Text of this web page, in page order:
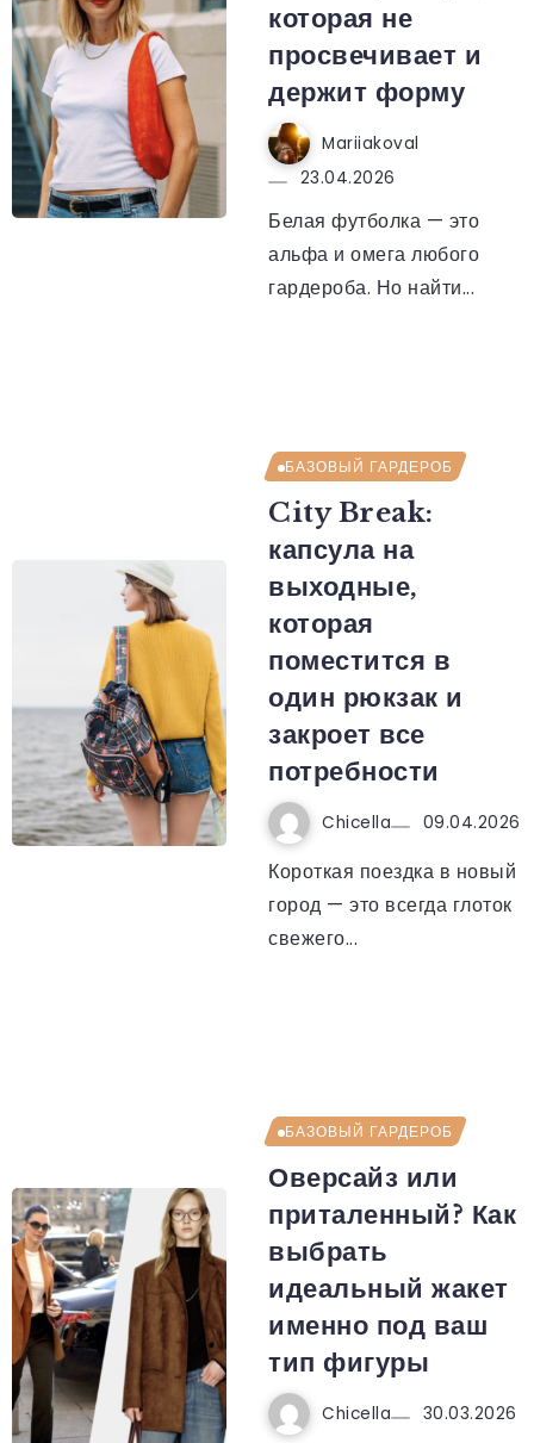
которая не
просвечивает и
держит форму
Mariiakoval
23.04.2026
Белая футболка — это
альфа и омега любого
гардероба. Но найти...
БАЗОВЫЙ ГАРДЕРОБ
City Break:
капсула на
выходные,
которая
поместится в
один рюкзак и
закроет все
потребности
Chicella 09.04.2026
Короткая поездка в новый
город — это всегда глоток
свежего...
БАЗОВЫЙ ГАРДЕРОБ
Оверсайз или
приталенный? Как
выбрать
идеальный жакет
именно под ваш
тип фигуры
Chicella 30.03.2026